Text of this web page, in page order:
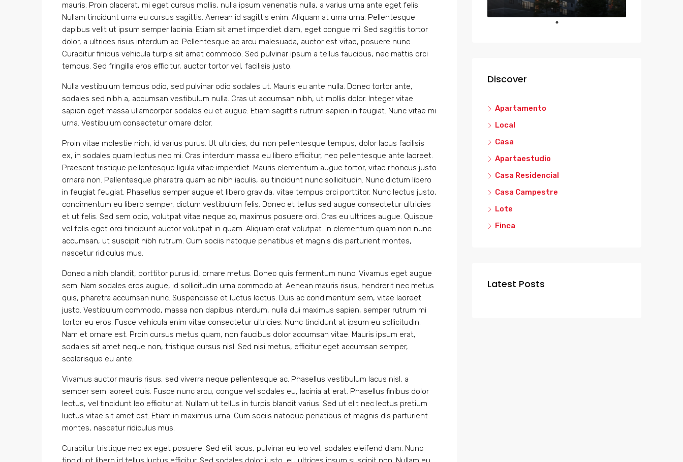
mauris. Proin placerat, mi eget cursus mollis, nulla ipsum venenatis nulla, a varius urna ante eget felis.
Nullam tincidunt urna eu cursus sagittis. Aenean id sagittis enim. Aliquam at urna urna. Pellentesque
dapibus velit ut ipsum semper lacinia. Etiam sit amet imperdiet diam, eget congue mi. Sed sagittis tortor
dolor, a ultrices risus interdum ac. Pellentesque ac arcu malesuada, auctor est vitae, posuere nunc.
Curabitur finibus vehicula turpis sit amet commodo. Sed pulvinar ipsum a tellus faucibus, nec mattis orci
tempus. Sed fringilla eros efficitur, auctor tortor vel, facilisis justo.
Nulla vestibulum tempus odio, sed pulvinar odio sodales ut. Mauris eu ante nulla. Donec tortor ante,
sodales sed nibh a, accumsan vestibulum nulla. Cras ut accumsan nibh, ut mollis dolor. Integer vitae
sapien eget massa ullamcorper sodales eu et augue. Etiam sagittis rutrum sapien in feugiat. Nunc vitae mi
urna. Vestibulum consectetur ornare dolor.
Proin vitae molestie nibh, id varius purus. Ut ultricies, dui non pellentesque tempus, dolor lacus facilisis
ex, in sodales quam lectus nec mi. Cras interdum massa eu libero efficitur, nec pellentesque ante laoreet.
Praesent tristique pellentesque ligula vitae imperdiet. Mauris elementum augue tortor, vitae rhoncus justo
ornare non. Pellentesque pharetra quam ac nibh iaculis, eu tincidunt nunc sollicitudin. Nunc dictum libero
in feugiat feugiat. Phasellus semper augue et libero gravida, vitae tempus orci porttitor. Nunc lectus justo,
condimentum eu libero semper, dictum vestibulum felis. Donec et tellus sed augue consectetur ultricies
et ut felis. Sed sem odio, volutpat vitae neque ac, maximus posuere orci. Cras eu ultrices augue. Quisque
vel felis eget orci tincidunt auctor volutpat in quam. Aliquam erat volutpat. In elementum quam non nunc
accumsan, ut suscipit nibh rutrum. Cum sociis natoque penatibus et magnis dis parturient montes,
nascetur ridiculus mus.
Donec a nibh blandit, porttitor purus id, ornare metus. Donec quis fermentum nunc. Vivamus eget augue
sem. Nam sodales eros augue, id sollicitudin urna commodo at. Aenean mauris risus, hendrerit nec metus
quis, pharetra accumsan nunc. Suspendisse et luctus lectus. Duis ac condimentum sem, vitae laoreet
justo. Vestibulum commodo, massa non dapibus interdum, nulla dui maximus sapien, semper rutrum mi
tortor eu eros. Fusce vehicula enim vitae consectetur ultricies. Nunc tincidunt at ipsum eu sollicitudin.
Nam et ornare est. Proin cursus metus quam, non faucibus dolor accumsan vitae. Mauris ipsum erat,
sodales sit amet neque non, tristique cursus nisl. Sed nisi metus, efficitur eget accumsan semper,
scelerisque eu ante.
Vivamus auctor mauris risus, sed viverra neque pellentesque ac. Phasellus vestibulum lacus nisl, a
semper sem laoreet quis. Fusce nunc arcu, congue vel sodales eu, lacinia at erat. Phasellus finibus dolor
lectus, vel tincidunt leo efficitur at. Nullam ut tellus in turpis blandit varius. Sed ut elit nec lectus pretium
luctus vitae sit amet est. Etiam in maximus urna. Cum sociis natoque penatibus et magnis dis parturient
montes, nascetur ridiculus mus.
Curabitur tristique nec ex eget posuere. Sed elit lacus, pulvinar eu leo vel, sodales eleifend diam. Nunc
Discover
Apartamento
Local
Casa
Apartaestudio
Casa Residencial
Casa Campestre
Lote
Finca
Latest Posts